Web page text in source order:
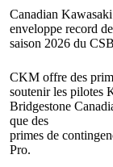
Canadian
enveloppe record
saison 2026 du
CKM offre des
soutenir les pilotes
Bridgestone
que des
primes de
Pro.